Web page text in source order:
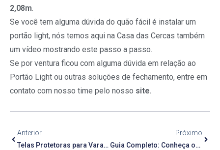
2,08m.
Se você tem alguma dúvida do quão fácil é instalar um
portão light, nós temos aqui na Casa das Cercas também
um vídeo mostrando este passo a passo.
Se por ventura ficou com alguma dúvida em relação ao
Portão Light ou outras soluções de fechamento, entre em
contato com nosso time pelo nosso site.
Anterior
Telas Protetoras para Varandas e Sacadas: Prevenindo Acidentes e Quedas em Altura
Próximo
Guia Completo: Conheça os Diferentes Tipos de Mourões para Alambrado e Gradil